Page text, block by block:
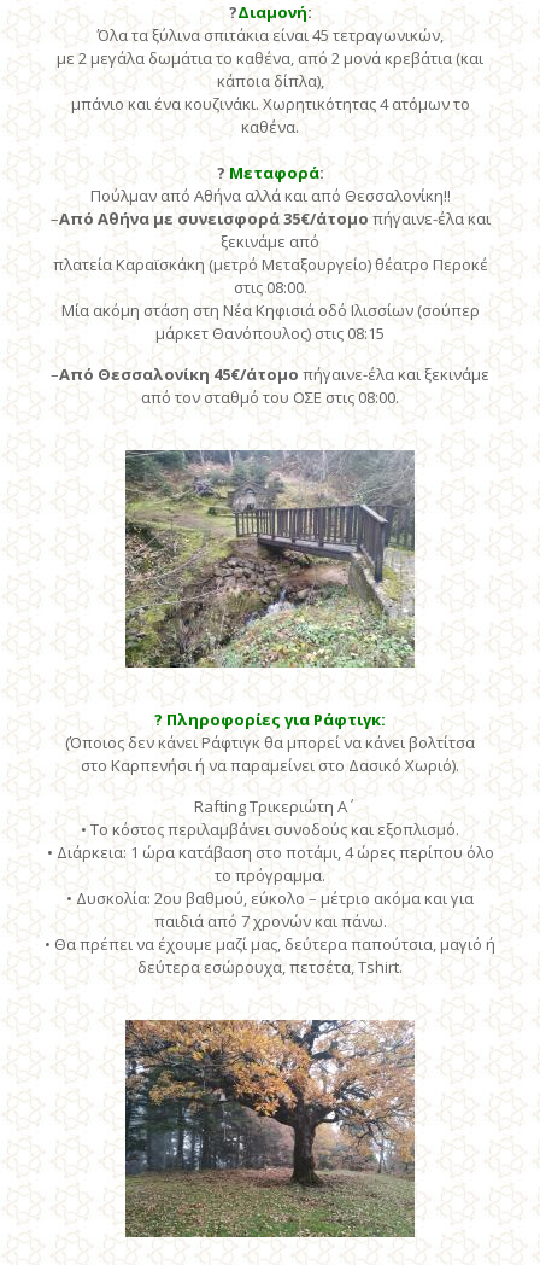
?Διαμονή:
Όλα τα ξύλινα σπιτάκια είναι 45 τετραγωνικών,
με 2 μεγάλα δωμάτια το καθένα, από 2 μονά κρεβάτια (και
κάποια δίπλα),
μπάνιο και ένα κουζινάκι. Χωρητικότητας 4 ατόμων το
καθένα.
? Μεταφορά:
Πούλμαν από Αθήνα αλλά και από Θεσσαλονίκη!!
–Από Αθήνα με συνεισφορά 35€/άτομο πήγαινε-έλα και
ξεκινάμε από
πλατεία Καραϊσκάκη (μετρό Μεταξουργείο) θέατρο Περοκέ
στις 08:00.
Μία ακόμη στάση στη Νέα Κηφισιά οδό Ιλισσίων (σούπερ
μάρκετ Θανόπουλος) στις 08:15
–Από Θεσσαλονίκη 45€/άτομο πήγαινε-έλα και ξεκινάμε
από τον σταθμό του ΟΣΕ στις 08:00.
? Πληροφορίες για Ράφτιγκ:
(Όποιος δεν κάνει Ράφτιγκ θα μπορεί να κάνει βολτίτσα
στο Καρπενήσι ή να παραμείνει στο Δασικό Χωριό).
Rafting Τρικεριώτη Α΄
• Το κόστος περιλαμβάνει συνοδούς και εξοπλισμό.
• Διάρκεια: 1 ώρα κατάβαση στο ποτάμι, 4 ώρες περίπου όλο
το πρόγραμμα.
• Δυσκολία: 2ου βαθμού, εύκολο – μέτριο ακόμα και για
παιδιά από 7 χρονών και πάνω.
• Θα πρέπει να έχουμε μαζί μας, δεύτερα παπούτσια, μαγιό ή
δεύτερα εσώρουχα, πετσέτα, Tshirt.